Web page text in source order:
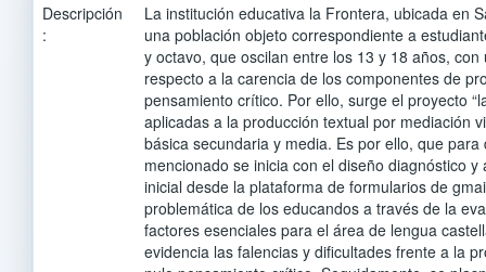
Descripción
:
La institución educativa la Frontera, ubicada en
una población objeto correspondiente a
y octavo, que oscilan entre los 13 y 18 años,
respecto a la carencia de los componentes de
pensamiento crítico. Por ello, surge el proyecto
aplicadas a la producción textual por mediación
básica secundaria y media. Es por ello, que
mencionado se inicia con el diseño diagnóstico
inicial desde la plataforma de formularios de
problemática de los educandos a través de la
factores esenciales para el área de lengua
evidencia las falencias y dificultades frente a la